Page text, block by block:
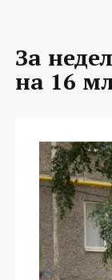
За
на 16